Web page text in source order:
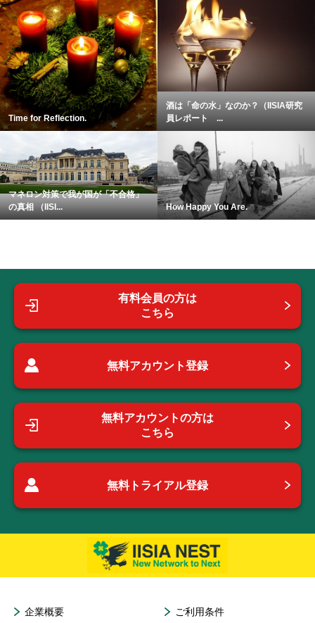
Time for Reflection.
酒は「命の水」なのか？（IISIA研究
員レポート ...
マネロン対策で我が国が「不合格」
の真相 （IISI...
How Happy You Are.
有料会員の方は
こちら
無料アカウント登録
無料アカウントの方は
こちら
無料トライアル登録
企業概要 ご利用条件